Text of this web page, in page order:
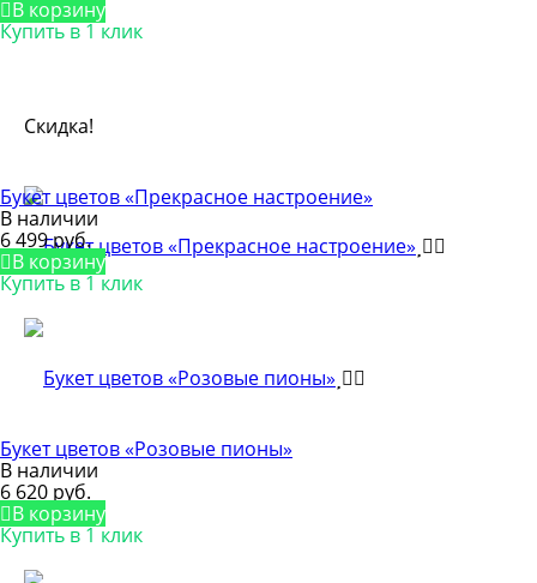
В корзину
Купить в 1 клик
Скидка!
Букет цветов «Прекрасное настроение»
В наличии
6 499 руб.
В корзину
Купить в 1 клик
Букет цветов «Розовые пионы»
В наличии
6 620 руб.
В корзину
Купить в 1 клик